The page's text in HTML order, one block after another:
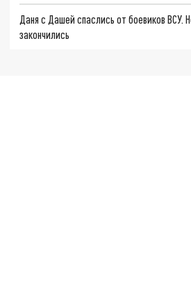
Даня с Дашей спаслись от боевиков ВСУ.
закончились